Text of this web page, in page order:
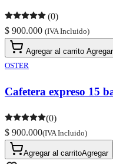
(0)
$ 900.000 (IVA Incluido)
Agregar al carrito Agregar
OSTER
Cafetera expreso 15
(0)
$ 900.000(IVA Incluido)
Agregar al carritoAgregar